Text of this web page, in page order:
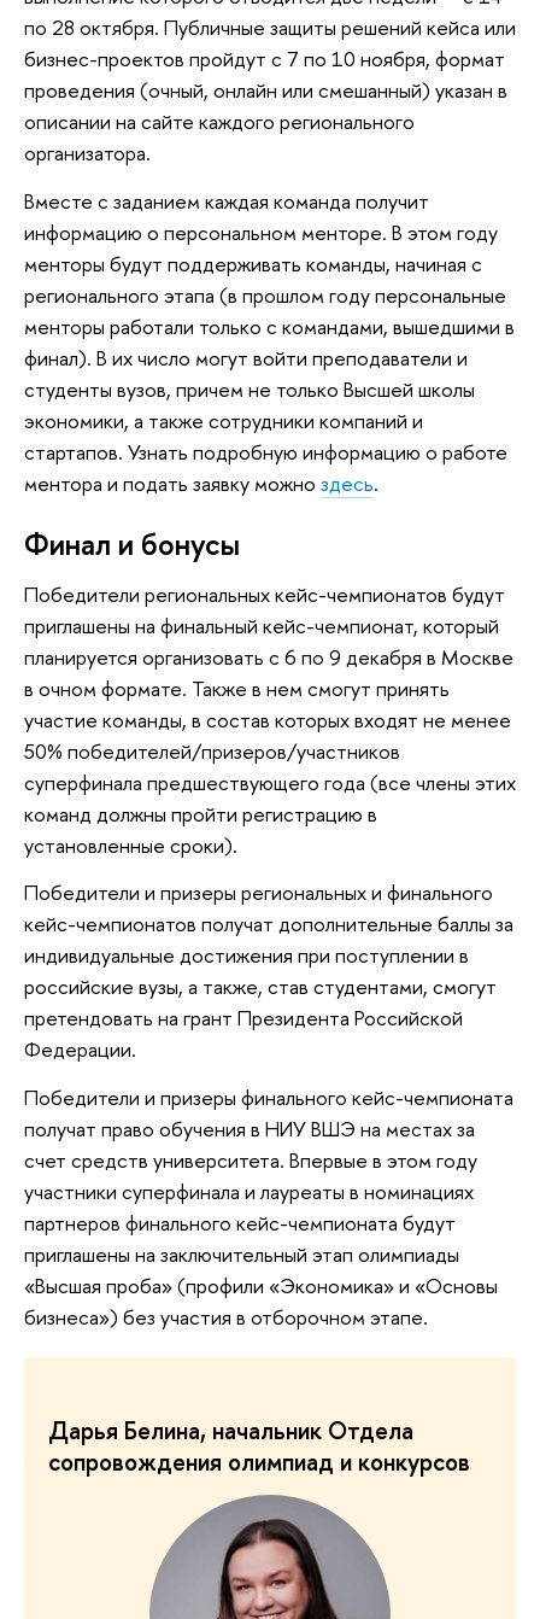
по 28 октября. Публичные защиты решений кейса или
бизнес-проектов пройдут с 7 по 10 ноября, формат
проведения (очный, онлайн или смешанный) указан в
описании на сайте каждого регионального
организатора.
Вместе с заданием каждая команда получит
информацию о персональном менторе. В этом году
менторы будут поддерживать команды, начиная с
регионального этапа (в прошлом году персональные
менторы работали только с командами, вышедшими в
финал). В их число могут войти преподаватели и
студенты вузов, причем не только Высшей школы
экономики, а также сотрудники компаний и
стартапов. Узнать подробную информацию о работе
ментора и подать заявку можно здесь.
Финал и бонусы
Победители региональных кейс-чемпионатов будут
приглашены на финальный кейс-чемпионат, который
планируется организовать с 6 по 9 декабря в Москве
в очном формате. Также в нем смогут принять
участие команды, в состав которых входят не менее
50% победителей/призеров/участников
суперфинала предшествующего года (все члены этих
команд должны пройти регистрацию в
установленные сроки).
Победители и призеры региональных и финального
кейс-чемпионатов получат дополнительные баллы за
индивидуальные достижения при поступлении в
российские вузы, а также, став студентами, смогут
претендовать на грант Президента Российской
Федерации.
Победители и призеры финального кейс-чемпионата
получат право обучения в НИУ ВШЭ на местах за
счет средств университета. Впервые в этом году
участники суперфинала и лауреаты в номинациях
партнеров финального кейс-чемпионата будут
приглашены на заключительный этап олимпиады
«Высшая проба» (профили «Экономика» и «Основы
бизнеса») без участия в отборочном этапе.
Дарья Белина, начальник Отдела
сопровождения олимпиад и конкурсов